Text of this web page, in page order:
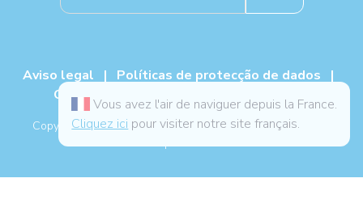
Vous avez l'air de naviguer depuis la France.
Cliquez ici pour visiter notre site français.
Aviso legal | Políticas de protecção de dados
|
Cookies
Copyright NUTERGIA 2026, todos os direitos reservados. -